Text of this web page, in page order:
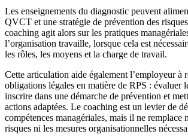
Les enseignements du diagnostic peuvent
QVCT et une stratégie de prévention des
coaching agit alors sur les pratiques
l’organisation travaille, lorsque cela est
les rôles, les moyens et la charge de travail.
Cette articulation aide également l’employeur à
obligations légales en matière de RPS : évaluer
inscrire dans une démarche de prévention et
actions adaptées. Le coaching est un levier de
compétences managériales, mais il ne remplace
risques ni les mesures organisationnelles